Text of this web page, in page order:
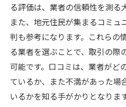
る評価は、業者の信頼性を測る
また、地元住民が集まるコミュ
判も参考になります。これらの
る業者を選ぶことで、取引の際
可能です。口コミは、業者がど
ているか、また不満があった場
いるかを知る手がかりとなります